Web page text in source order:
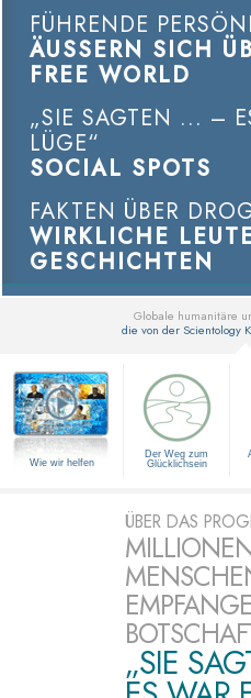
FÜHRENDE
ÄUSSERN SICH
FREE WORLD
„SIE SAGTEN ... –
LÜGE“
SOCIAL SPOTS
FAKTEN ÜBER
WIRKLICHE
GESCHICHTEN
Globale humanitäre
die von der Scientology
Wie wir helfen
Der Weg zum
Glücklichsein
ÜBER DAS
„SIE